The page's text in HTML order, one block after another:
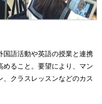
国語活動や英語の授業と連携
めること。要望により、マン
クラスレッスンなどのカス